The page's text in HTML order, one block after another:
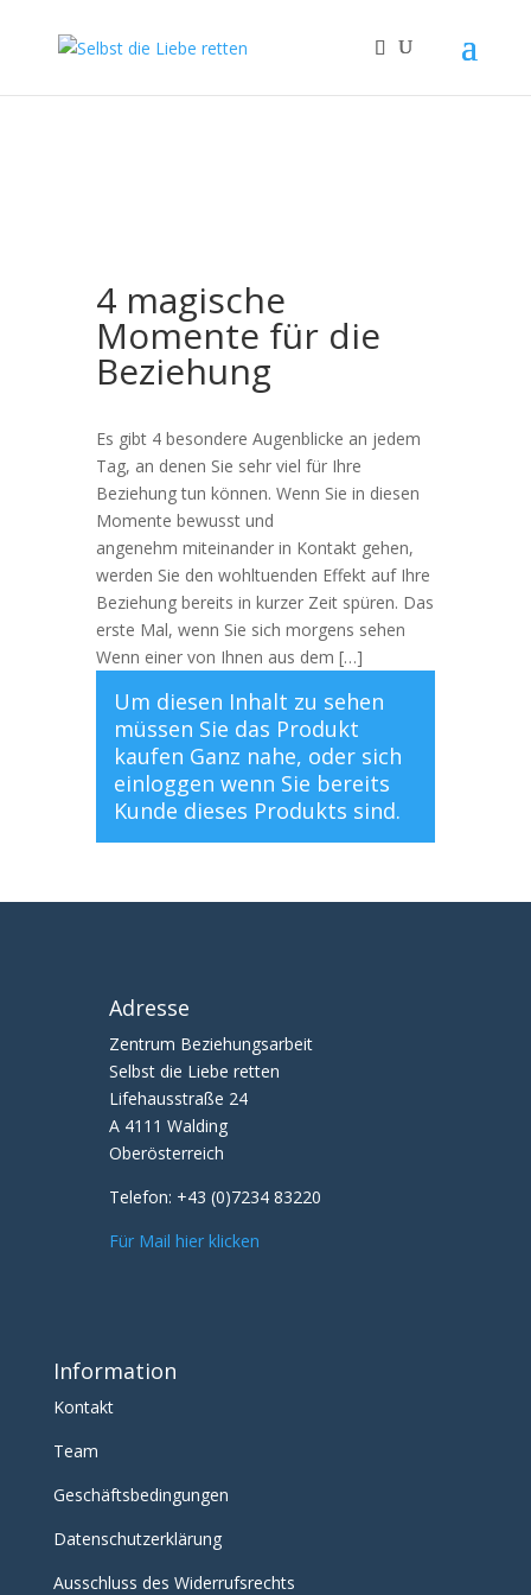
4 magische
Momente für die
Beziehung
Es gibt 4 besondere Augenblicke an jedem
Tag, an denen Sie sehr viel für Ihre
Beziehung tun können. Wenn Sie in diesen
Momente bewusst und
angenehm miteinander in Kontakt gehen,
werden Sie den wohltuenden Effekt auf Ihre
Beziehung bereits in kurzer Zeit spüren. Das
erste Mal, wenn Sie sich morgens sehen
Wenn einer von Ihnen aus dem […]
Um diesen Inhalt zu sehen
müssen Sie das Produkt
kaufen Ganz nahe, oder sich
einloggen wenn Sie bereits
Kunde dieses Produkts sind.
Adresse
Zentrum Beziehungsarbeit
Selbst die Liebe retten
Lifehausstraße 24
A 4111 Walding
Oberösterreich
Telefon: +43 (0)7234 83220
Für Mail hier klicken
Information
Kontakt
Team
Geschäftsbedingungen
Datenschutzerklärung
Ausschluss des Widerrufsrechts